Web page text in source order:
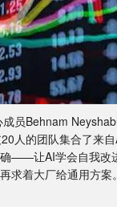
Behnam
人的团队集合了来
——让AI学会自我改
求着大厂给通用方
14295.08 184.96